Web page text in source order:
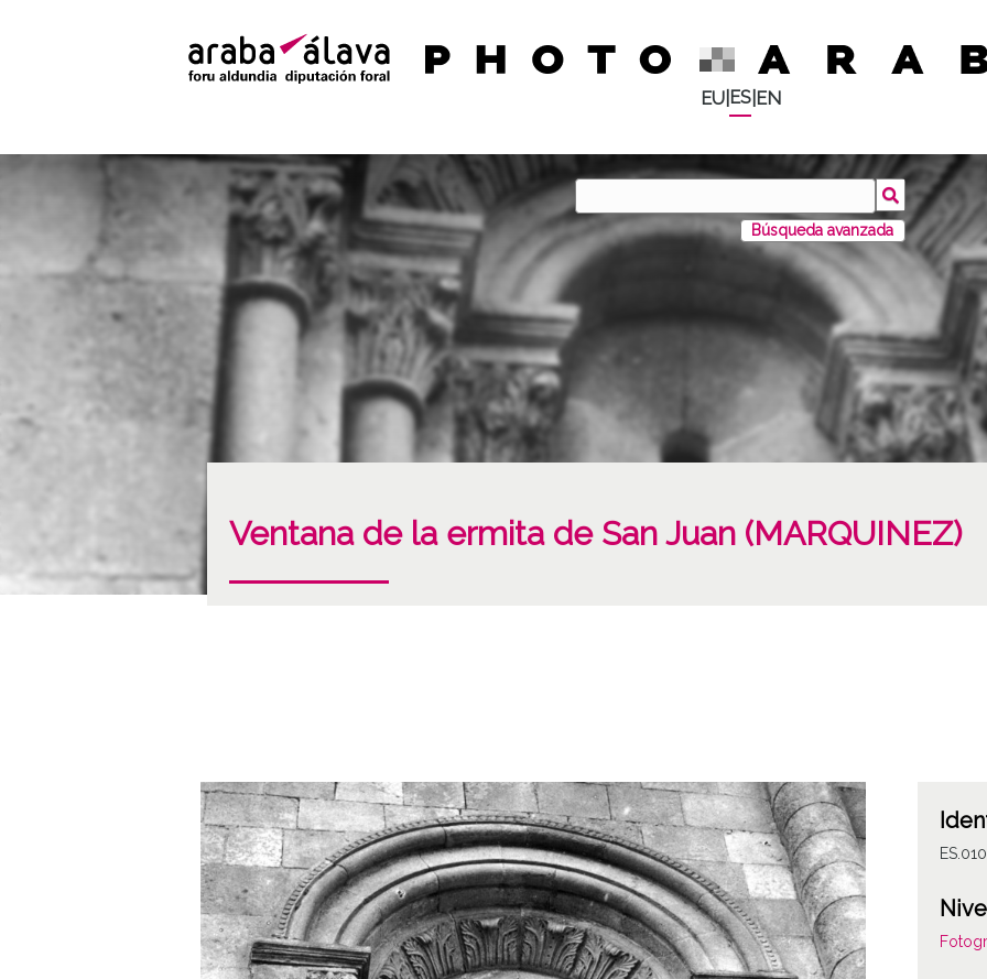
EU| ES| EN
Búsqueda avanzada
Ventana de la ermita de San Juan (MARQUINEZ)